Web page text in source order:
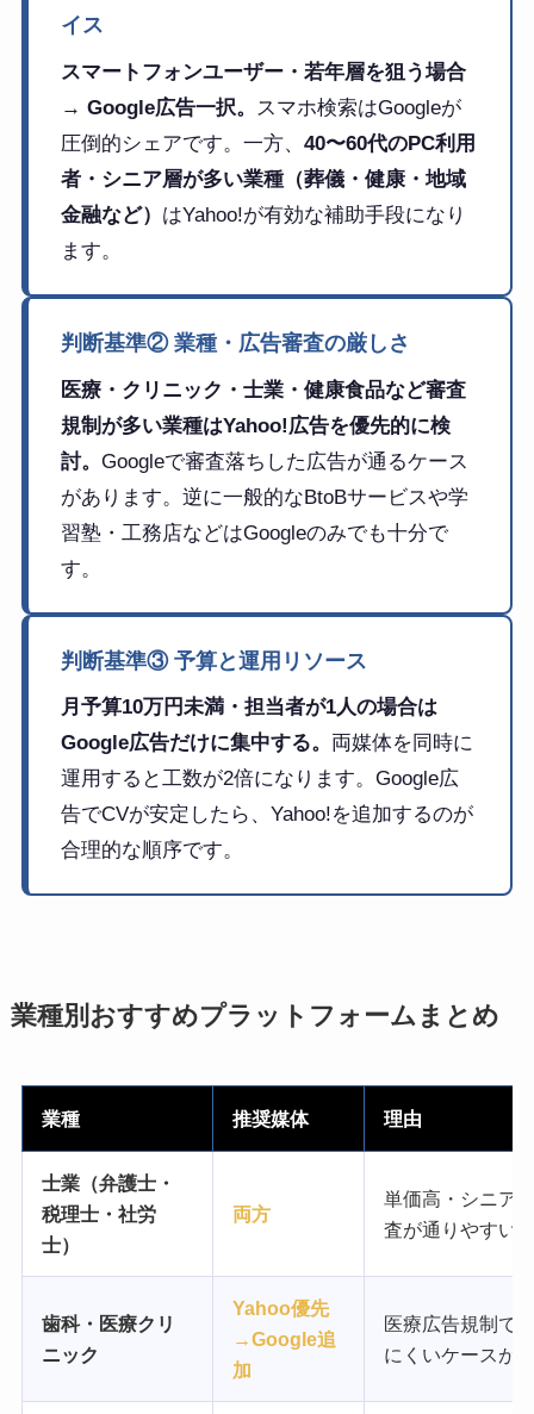
イス
スマートフォンユーザー・若年層を狙う場合
→ Google広告一択。
スマホ検索はGoogleが
圧倒的シェアです。一方、 40〜60代のPC利用
者・シニア層が多い業種（葬儀・健康・地域
金融など） はYahoo!が有効な補助手段になり
ます。
判断基準② 業種・広告審査の厳しさ
医療・クリニック・士業・健康食品など審査
規制が多い業種はYahoo!広告を優先的に検
討。 Googleで審査落ちした広告が通るケース
があります。逆に一般的なBtoBサービスや学
習塾・工務店などはGoogleのみでも十分で
す。
判断基準③ 予算と運用リソース
月予算10万円未満・担当者が1人の場合は
Google広告だけに集中する。 両媒体を同時に
運用すると工数が2倍になります。Google広
告でCVが安定したら、Yahoo!を追加するのが
合理的な順序です。
業種別おすすめプラットフォームまとめ
業種 推奨媒体 理由
士業（弁護士・
税理士・社労
士）
両方
単価高・シニア
査が通りやすい
歯科・医療クリ
ニック
Yahoo優先
→Google追
加
医療広告規制で
にくいケースが